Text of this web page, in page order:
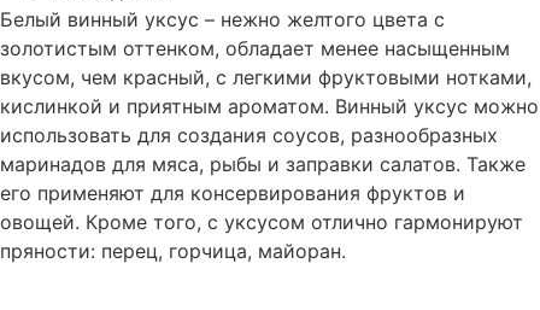
Белый винный уксус – нежно желтого цвета с
золотистым оттенком, обладает менее насыщенным
вкусом, чем красный, с легкими фруктовыми нотками,
кислинкой и приятным ароматом. Винный уксус можно
использовать для создания соусов, разнообразных
маринадов для мяса, рыбы и заправки салатов. Также
его применяют для консервирования фруктов и
овощей. Кроме того, с уксусом отлично гармонируют
пряности: перец, горчица, майоран.